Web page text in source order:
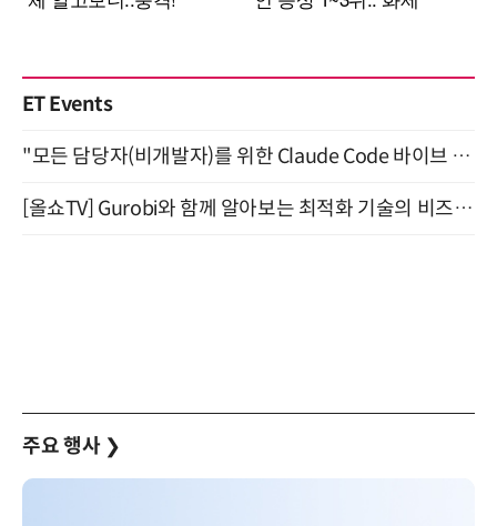
ET Events
"모든 담당자(비개발자)를 위한 Claude Code 바이브 코딩 2-day 부트캠프" 9월 16~17일 개최
[올쇼TV] Gurobi와 함께 알아보는 최적화 기술의 비즈니스 활용 (8월 20일 생방송)
주요 행사 ❯